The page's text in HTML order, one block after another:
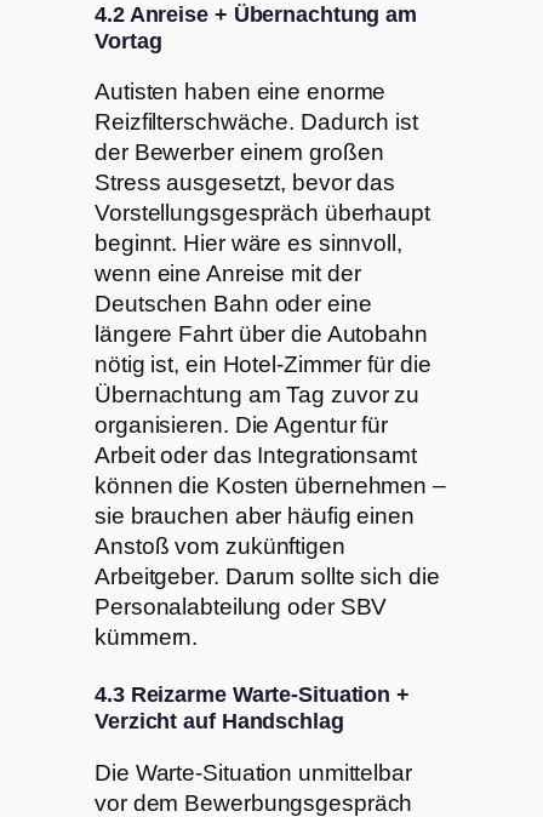
4.2 Anreise + Übernachtung am
Vortag
Autisten haben eine enorme
Reizfilterschwäche. Dadurch ist
der Bewerber einem großen
Stress ausgesetzt, bevor das
Vorstellungsgespräch überhaupt
beginnt. Hier wäre es sinnvoll,
wenn eine Anreise mit der
Deutschen Bahn oder eine
längere Fahrt über die Autobahn
nötig ist, ein Hotel-Zimmer für die
Übernachtung am Tag zuvor zu
organisieren. Die Agentur für
Arbeit oder das Integrationsamt
können die Kosten übernehmen –
sie brauchen aber häufig einen
Anstoß vom zukünftigen
Arbeitgeber. Darum sollte sich die
Personalabteilung oder SBV
kümmern.
4.3 Reizarme Warte-Situation +
Verzicht auf Handschlag
Die Warte-Situation unmittelbar
vor dem Bewerbungsgespräch